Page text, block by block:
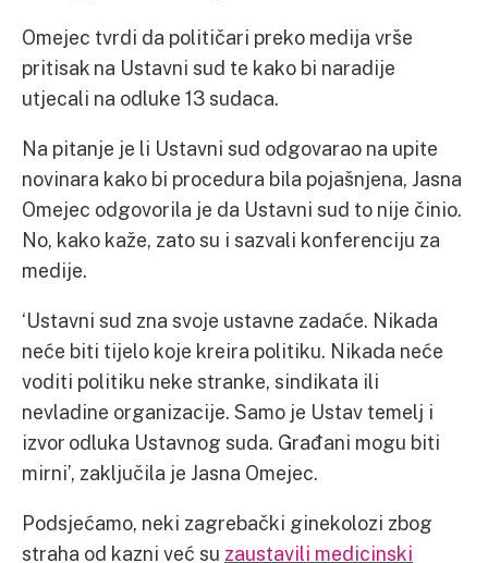
Omejec tvrdi da političari preko medija vrše
pritisak na Ustavni sud te kako bi naradije
utjecali na odluke 13 sudaca.
Na pitanje je li Ustavni sud odgovarao na upite
novinara kako bi procedura bila pojašnjena, Jasna
Omejec odgovorila je da Ustavni sud to nije činio.
No, kako kaže, zato su i sazvali konferenciju za
medije.
‘Ustavni sud zna svoje ustavne zadaće. Nikada
neće biti tijelo koje kreira politiku. Nikada neće
voditi politiku neke stranke, sindikata ili
nevladine organizacije. Samo je Ustav temelj i
izvor odluka Ustavnog suda. Građani mogu biti
mirni’, zaključila je Jasna Omejec.
Podsjećamo, neki zagrebački ginekolozi zbog
straha od kazni već su zaustavili medicinski